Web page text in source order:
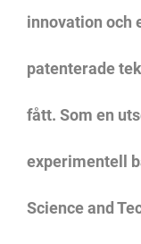
innovation och
patenterade
fått. Som en
experimentell
Science and